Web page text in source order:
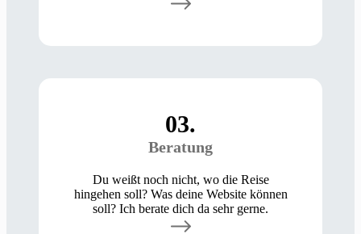
03.
Beratung
Du weißt noch nicht, wo die Reise
hingehen soll? Was deine Website können
soll? Ich berate dich da sehr gerne.